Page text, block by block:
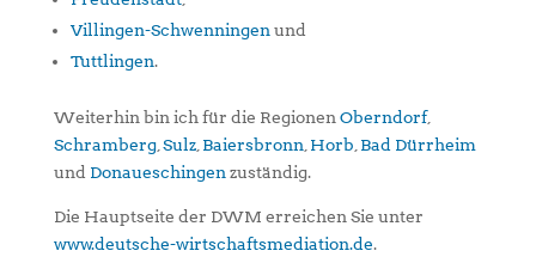
Villingen-Schwenningen und
Tuttlingen.
Weiterhin bin ich für die Regionen Oberndorf,
Schramberg, Sulz, Baiersbronn Horb Bad Dürrheim
und Donaueschingen zuständig.
Die Hauptseite der DWM erreichen Sie unter
www.deutsche-wirtschaftsmediation.de.